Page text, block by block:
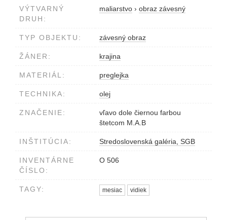
VÝTVARNÝ
DRUH:
maliarstvo › obraz závesný
TYP OBJEKTU: závesný obraz
ŽÁNER: krajina
MATERIÁL: preglejka
TECHNIKA: olej
ZNAČENIE:
vľavo dole čiernou farbou
štetcom M.A.B
INŠTITÚCIA: Stredoslovenská galéria, SGB
INVENTÁRNE
ČÍSLO:
O 506
TAGY: mesiac vidiek